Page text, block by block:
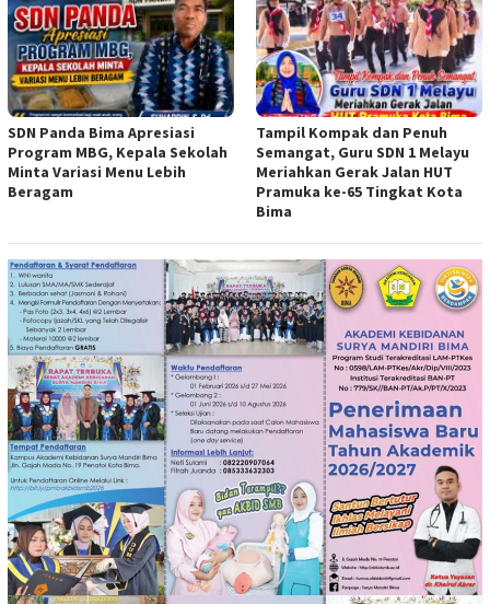
SDN Panda Bima Apresiasi
Program MBG, Kepala Sekolah
Minta Variasi Menu Lebih
Beragam
Tampil Kompak dan Penuh
Semangat, Guru SDN 1 Melayu
Meriahkan Gerak Jalan HUT
Pramuka ke-65 Tingkat Kota
Bima